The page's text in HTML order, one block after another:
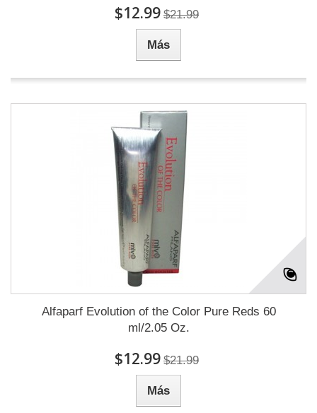
$12.99 $21.99
Más
Alfaparf Evolution of the Color Pure Reds 60
ml/2.05 Oz.
$12.99 $21.99
Más